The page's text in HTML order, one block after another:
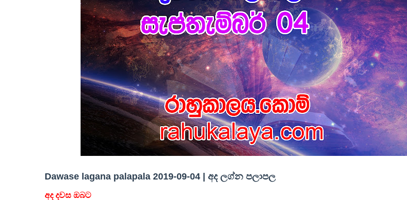
Dawase lagana palapala 2019-09-04 | අද ලග්න පලාපල
අද දවස ඔබට